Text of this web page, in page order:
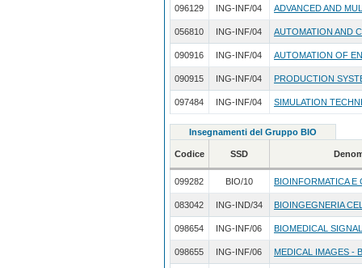
096129 ING-INF/04 ADVANCED AND
056810 ING-INF/04 AUTOMATION AND
090916 ING-INF/04 AUTOMATION OF
090915 ING-INF/04 PRODUCTION
097484 ING-INF/04 SIMULATION
Insegnamenti del Gruppo BIO
Codice SSD
099282 BIO/10 BIOINFORMATICA E
083042 ING-IND/34 BIOINGEGNERIA
098654 ING-INF/06 BIOMEDICAL
098655 ING-INF/06 MEDICAL IMAGES -